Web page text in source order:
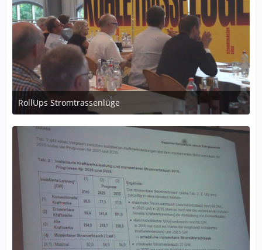
RollUps Stromtrassenlüge
1. August 2017 um 17:06